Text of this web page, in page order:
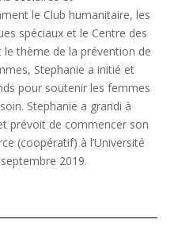
le Club humanitaire, les
spéciaux et le Centre des
thème de la prévention de
Stephanie a initié et
pour soutenir les femmes
Stephanie a grandi à
prévoit de commencer son
(coopératif) à l’Université
2019.